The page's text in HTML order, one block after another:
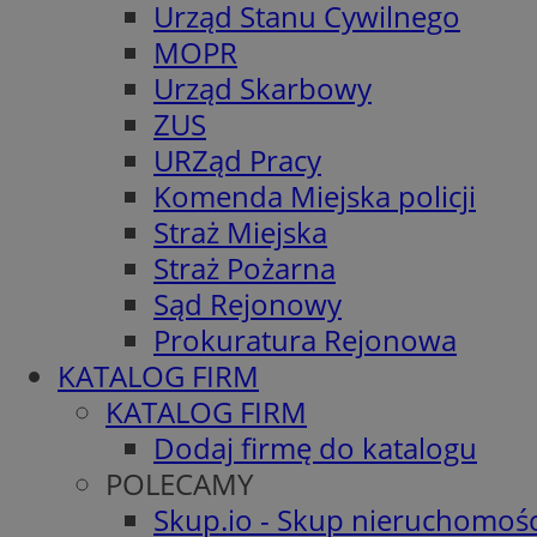
Urząd Stanu Cywilnego
MOPR
Urząd Skarbowy
ZUS
URZąd Pracy
Komenda Miejska policji
Straż Miejska
Straż Pożarna
Sąd Rejonowy
Prokuratura Rejonowa
KATALOG FIRM
KATALOG FIRM
Dodaj firmę do katalogu
POLECAMY
Skup.io - Skup